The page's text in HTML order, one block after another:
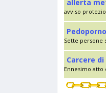
allerta
avviso
Sette persone
Carcere
Ennesimo atto